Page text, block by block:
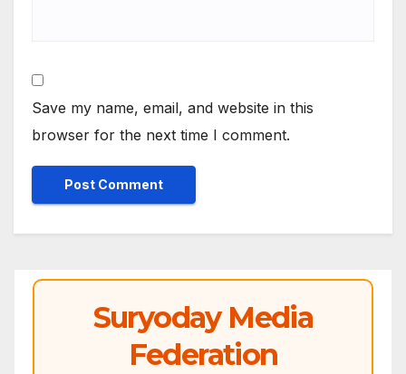
Save my name, email, and website in this
browser for the next time I comment.
Suryoday Media
Federation